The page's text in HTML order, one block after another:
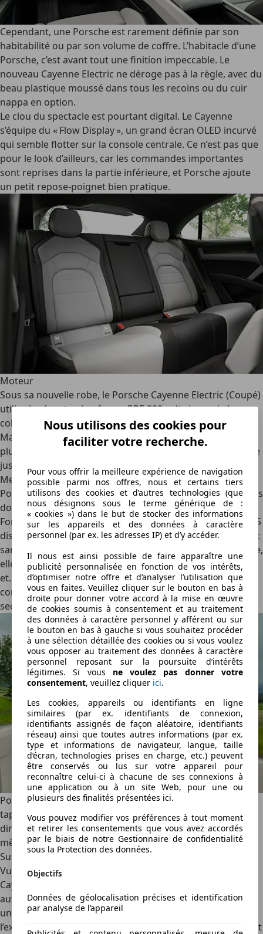
Nous utilisons des cookies pour
faciliter votre recherche.
Pour vous offrir la meilleure expérience de navigation
possible parmi nos offres, nous et certains tiers
utilisons des cookies et d’autres technologies (que
nous désignons sous le terme générique de :
« cookies ») dans le but de stocker des informations
sur les appareils et des données à caractère
personnel (par ex. les adresses IP) et d’y accéder.
Il nous est ainsi possible de faire apparaître une
publicité personnalisée en fonction de vos intérêts,
d’optimiser notre offre et d’analyser l’utilisation que
vous en faites. Veuillez cliquer sur le bouton en bas à
droite pour donner votre accord à la mise en œuvre
de cookies soumis à consentement et au traitement
des données à caractère personnel y afférent ou sur
le bouton en bas à gauche si vous souhaitez procéder
à une sélection détaillée des cookies ou si vous voulez
vous opposer au traitement des données à caractère
personnel reposant sur la poursuite d’intérêts
légitimes. Si vous ne voulez pas donner votre
consentement, veuillez cliquer ici.
Les cookies, appareils ou identifiants en ligne
similaires (par ex. identifiants de connexion,
identifiants assignés de façon aléatoire, identifiants
réseau) ainsi que toutes autres informations (par ex.
type et informations de navigateur, langue, taille
d’écran, technologies prises en charge, etc.) peuvent
être conservés ou lus sur votre appareil pour
reconnaître celui-ci à chacune de ses connexions à
une application ou à un site Web, pour une ou
plusieurs des finalités présentées ici.
Vous pouvez modifier vos préférences à tout moment
et retirer les consentements que vous avez accordés
par le biais de notre Gestionnaire de confidentialité
sous la Protection des données.
Objectifs
Données de géolocalisation précises et identification
par analyse de l’appareil
Cependant, une Porsche est rarement définie par son
habitabilité ou par son volume de coffre. L’habitacle d’une
Porsche, c’est avant tout une finition impeccable. Le
nouveau Cayenne Electric ne déroge pas à la règle, avec du
beau plastique moussé dans tous les recoins ou du cuir
nappa en option.
Le clou du spectacle est pourtant digital. Le Cayenne
s’équipe du « Flow Display », un grand écran OLED incurvé
qui semble flotter sur la console centrale. Ce n’est pas que
pour le look d’ailleurs, car les commandes importantes
sont reprises dans la partie inférieure, et Porsche ajoute
un petit repose-poignet bien pratique.
Moteur
Sous sa nouvelle robe, le Porsche Cayenne Electric (Coupé)
utilise la récente plateforme PPE 800 volts issue de la
collaboration entre Audi et Porsche, et déjà utilisée par le
Macan. Pour son plus grand SUV, Porsche opte pour une
plus grande batterie. Taillant à 113 kWh (brut), elle lui offre
jusqu’à 643 km d’autonomie, voire 669 km sur le Coupé.
Merci l’aérodynamique.
Porsche associe cette batterie à trois motorisations, toutes
dotées de deux moteurs électriques aux technologies de
Formule E. L’entrée de gamme produit 408 ch, le Cayenne S
dispose de 544 ch et le Turbo produit 857 ch. Enfin, ça c’est
sans la fonction Overboost lors du Launch Control. Activée,
elle porte les puissances à respectivement 442 ch, 666 ch
et…1 156 ch ! Résultat, la Porsche la plus puissante jamais
construite…est un SUV qui passe le 0 à 100 km/h en 2,5
secondes !
Pour contrôler toute cette cavalerie, Porsche déroule le
tapis rouge : suspension à air de série, train arrière
directionnel (option), contrôle anti-roulis actif (option) et
même les freins en carbone céramique (option).
Sur la route
Vu toute sa fougue et toutes ces technologies, le nouveau
Cayenne Electric pourrait bel et bien faire comme les
autres électriques surpuissantes et n’être qu’un outil
unidimensionnel qui détruit tous les records. Cependant,
l’expertise non négligeable du blason dans la mise au point